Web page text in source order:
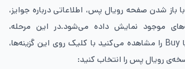
شدن صفحه رویال پس، اطلاعاتی درباره جوایز،
موجود نمایش داده می‌شود.در این مرحله،
دکمه‌های Upgrade یا Buy را مشاهده می‌کنید با کلیک روی این گزینه‌ها،
رویال پس را انتخاب کنید: